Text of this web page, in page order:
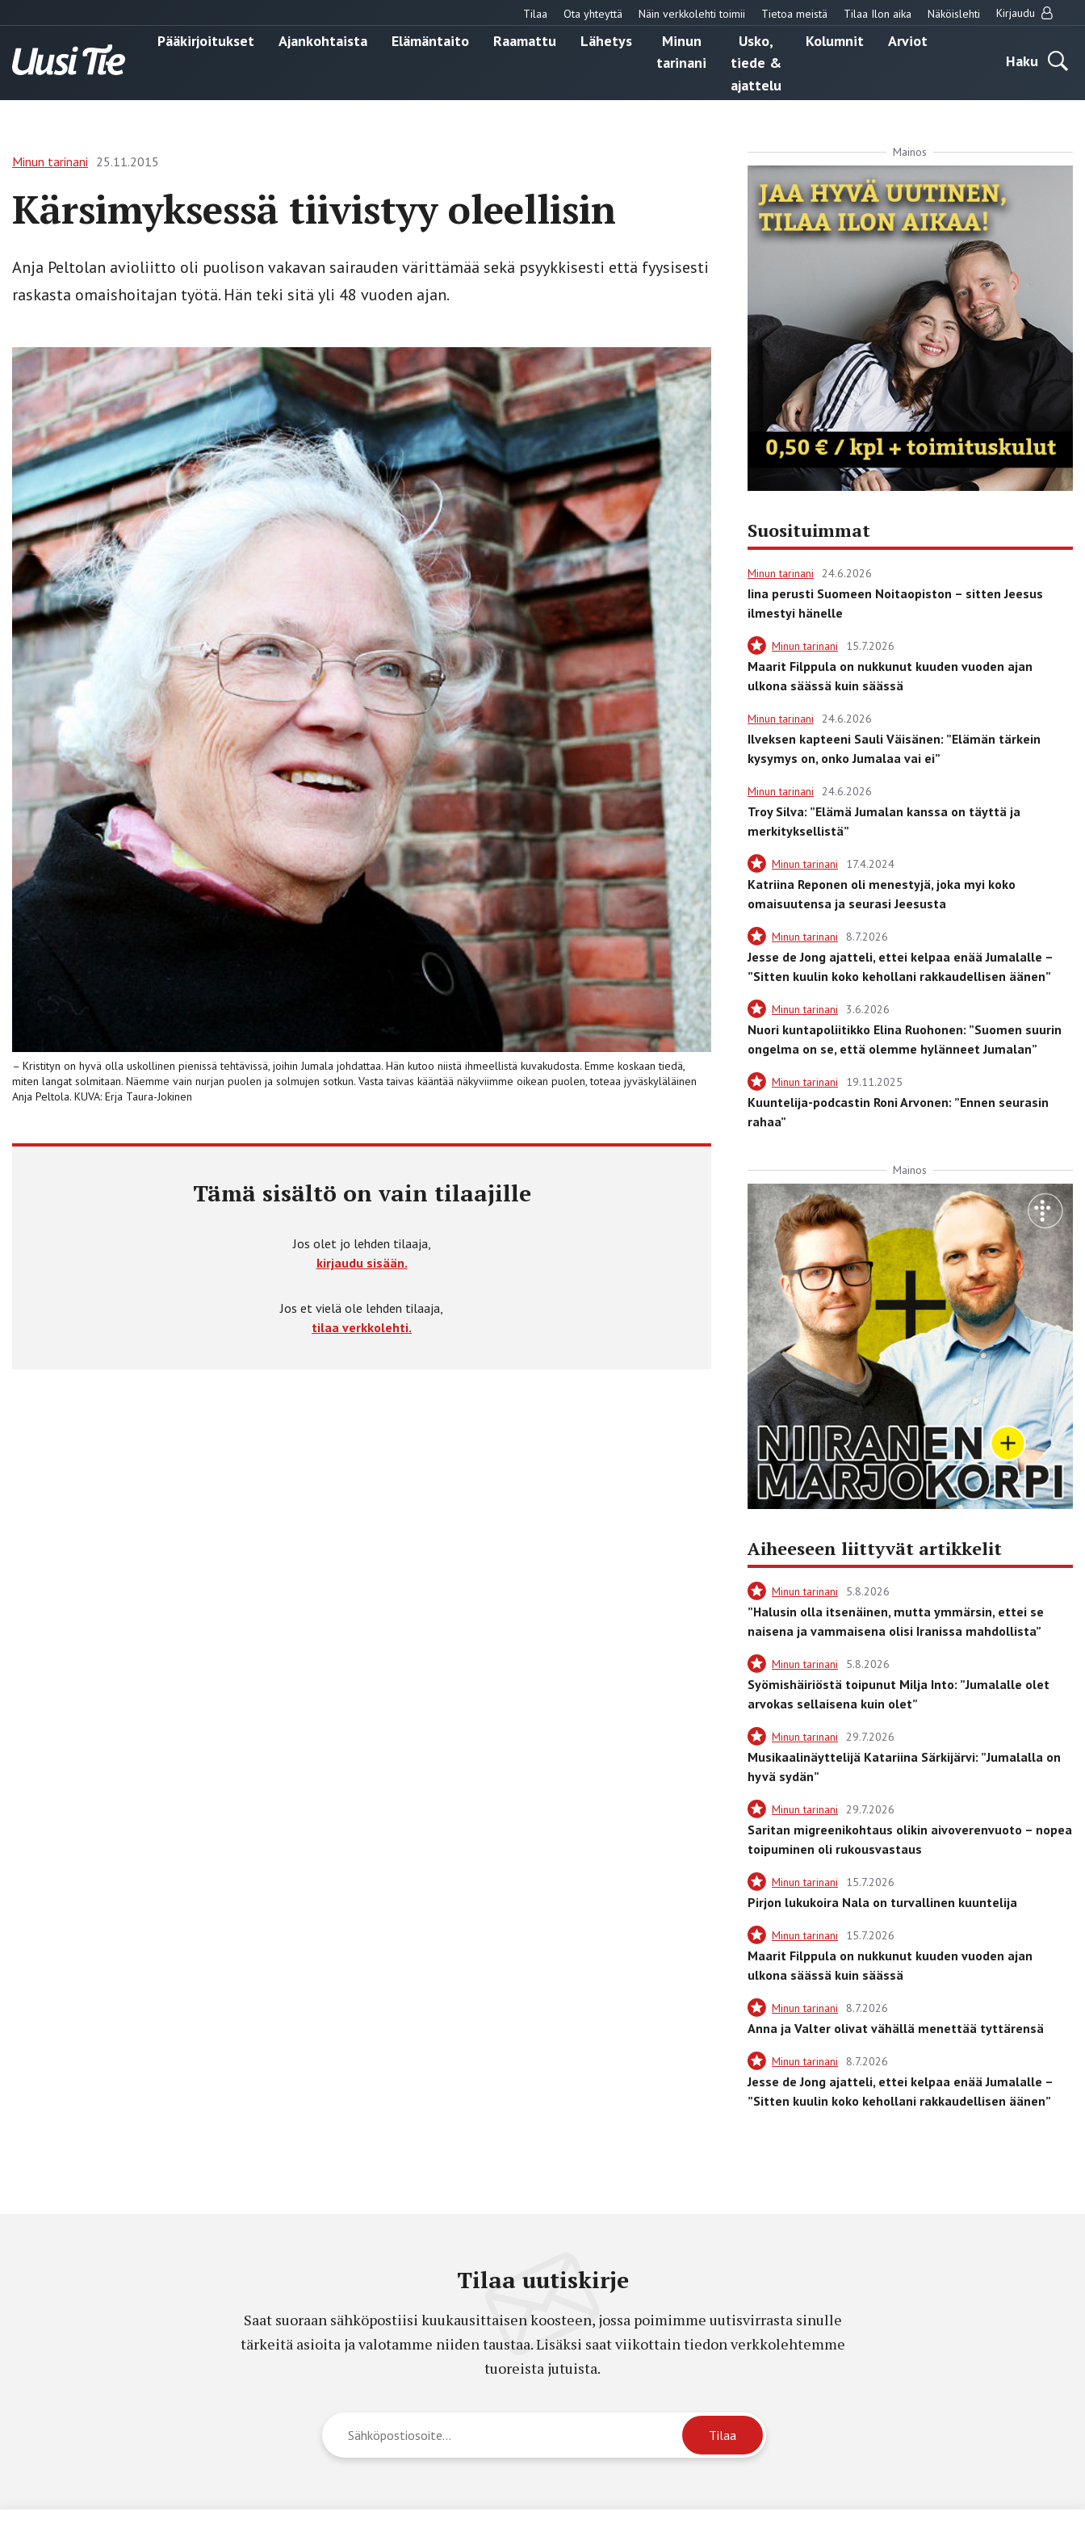
Tilaa Ota yhteyttä Näin verkkolehti toimii Tietoa meistä Tilaa Ilon aika Näköislehti Kirjaudu
Pääkirjoitukset Ajankohtaista Elämäntaito Raamattu Lähetys
Minun
tarinani
Usko,
tiede &
ajattelu
Kolumnit
Arviot
Haku
Minun tarinani 25.11.2015
Kärsimyksessä tiivistyy oleellisin
Anja Peltolan avioliitto oli puolison vakavan sairauden värittämää sekä psyykkisesti että fyysisesti
raskasta omaishoitajan työtä. Hän teki sitä yli 48 vuoden ajan.
– Kristityn on hyvä olla uskollinen pienissä tehtävissä, joihin Jumala johdattaa. Hän kutoo niistä ihmeellistä kuvakudosta. Emme koskaan tiedä,
miten langat solmitaan. Näemme vain nurjan puolen ja solmujen sotkun. Vasta taivas kääntää näkyviimme oikean puolen, toteaa jyväskyläläinen
Anja Peltola. KUVA: Erja Taura-Jokinen
Tämä sisältö on vain tilaajille
Jos olet jo lehden tilaaja,
kirjaudu sisään.
Jos et vielä ole lehden tilaaja,
tilaa verkkolehti.
Mainos
Suosituimmat
Minun tarinani 24.6.2026
Iina perusti Suomeen Noitaopiston – sitten Jeesus
ilmestyi hänelle
Minun tarinani 15.7.2026
Maarit Filppula on nukkunut kuuden vuoden ajan
ulkona säässä kuin säässä
Minun tarinani 24.6.2026
Ilveksen kapteeni Sauli Väisänen: ”Elämän tärkein
kysymys on, onko Jumalaa vai ei”
Minun tarinani 24.6.2026
Troy Silva: ”Elämä Jumalan kanssa on täyttä ja
merkityksellistä”
Minun tarinani 17.4.2024
Katriina Reponen oli menestyjä, joka myi koko
omaisuutensa ja seurasi Jeesusta
Minun tarinani 8.7.2026
Jesse de Jong ajatteli, ettei kelpaa enää Jumalalle –
”Sitten kuulin koko kehollani rakkaudellisen äänen”
Minun tarinani 3.6.2026
Nuori kuntapoliitikko Elina Ruohonen: ”Suomen suurin
ongelma on se, että olemme hylänneet Jumalan”
Minun tarinani 19.11.2025
Kuuntelija-podcastin Roni Arvonen: ”Ennen seurasin
rahaa”
Mainos
Aiheeseen liittyvät artikkelit
Minun tarinani 5.8.2026
”Halusin olla itsenäinen, mutta ymmärsin, ettei se
naisena ja vammaisena olisi Iranissa mahdollista”
Minun tarinani 5.8.2026
Syömishäiriöstä toipunut Milja Into: ”Jumalalle olet
arvokas sellaisena kuin olet”
Minun tarinani 29.7.2026
Musikaalinäyttelijä Katariina Särkijärvi: ”Jumalalla on
hyvä sydän”
Minun tarinani 29.7.2026
Saritan migreenikohtaus olikin aivoverenvuoto – nopea
toipuminen oli rukousvastaus
Minun tarinani 15.7.2026
Pirjon lukukoira Nala on turvallinen kuuntelija
Minun tarinani 15.7.2026
Maarit Filppula on nukkunut kuuden vuoden ajan
ulkona säässä kuin säässä
Minun tarinani 8.7.2026
Anna ja Valter olivat vähällä menettää tyttärensä
Minun tarinani 8.7.2026
Jesse de Jong ajatteli, ettei kelpaa enää Jumalalle –
”Sitten kuulin koko kehollani rakkaudellisen äänen”
Tilaa uutiskirje
Saat suoraan sähköpostiisi kuukausittaisen koosteen, jossa poimimme uutisvirrasta sinulle
tärkeitä asioita ja valotamme niiden taustaa. Lisäksi saat viikottain tiedon verkkolehtemme
tuoreista jutuista.